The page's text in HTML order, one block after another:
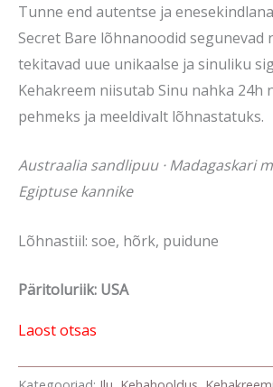
Tunne end autentse ja
Secret Bare lõhnanoodid segunevad
tekitavad uue unikaalse ja sinuliku
Kehakreem niisutab Sinu nahka 24h
pehmeks ja meeldivalt lõhnastatuks.
Austraalia sandlipuu · Madagaskari
Egiptuse kannike
Lõhnastiil: soe, hõrk, puidune
Päritoluriik: USA
Laost otsas